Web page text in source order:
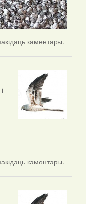
каментары.
каментары.